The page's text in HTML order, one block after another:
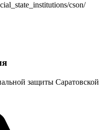
cson/
защиты Саратовской